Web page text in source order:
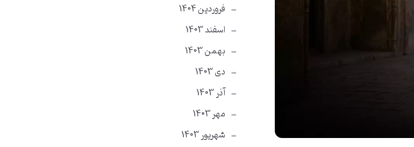
فروردین 1404
اسفند 1403
بهمن 1403
دی 1403
آذر 1403
مهر 1403
شهریور 1403